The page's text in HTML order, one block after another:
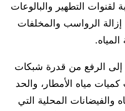
لقنوات التطهير والبالوعات
إزالة الرواسب والمخلفات
إلى الرفع من قدرة شبكات
مياه الأمطار، والحد
والفيضانات المحلية التي